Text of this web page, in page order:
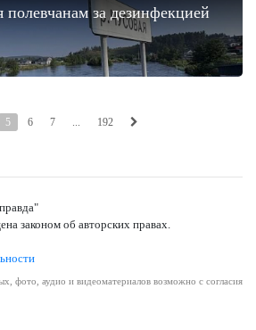
полевчанам за дезинфекцией
5 6 7 ... 192
законом об авторских правах.
фото, аудио и видеоматериалов возможно с согласия